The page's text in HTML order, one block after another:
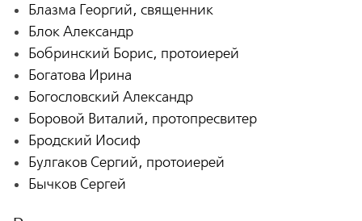
Блазма Георгий, священник
Блок Александр
Бобринский Борис, протоиерей
Богатова Ирина
Богословский Александр
Боровой Виталий, протопресвитер
Бродский Иосиф
Булгаков Сергий, протоиерей
Бычков Сергей